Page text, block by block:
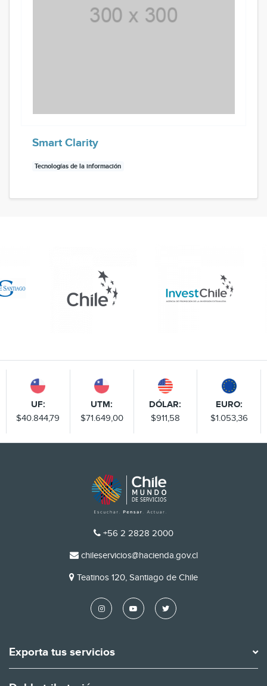
Smart Clarity
Tecnologías de la información
UF:
$40.844,79
UTM:
$71.649,00
DÓLAR:
$911,58
EURO:
$1.053,36
TELÉFONO
+56 2 2828 2000
EMAIL
chileservicios@hacienda.gov.cl
DIRECCIÓN
Teatinos 120, Santiago de Chile
Exporta tus servicios